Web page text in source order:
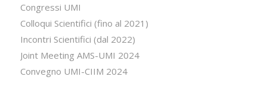
Congressi UMI
Colloqui Scientifici (fino al 2021)
Incontri Scientifici (dal 2022)
Joint Meeting AMS-UMI 2024
Convegno UMI-CIIM 2024